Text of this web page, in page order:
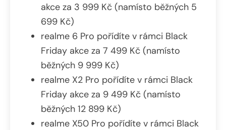
akce za 3 999 Kč (namísto běžných 5
699 Kč)
realme 6 Pro pořídíte v rámci Black
Friday akce za 7 499 Kč (namísto
běžných 9 999 Kč)
realme X2 Pro pořídíte v rámci Black
Friday akce za 9 499 Kč (namísto
běžných 12 899 Kč)
realme X50 Pro pořídíte v rámci Black